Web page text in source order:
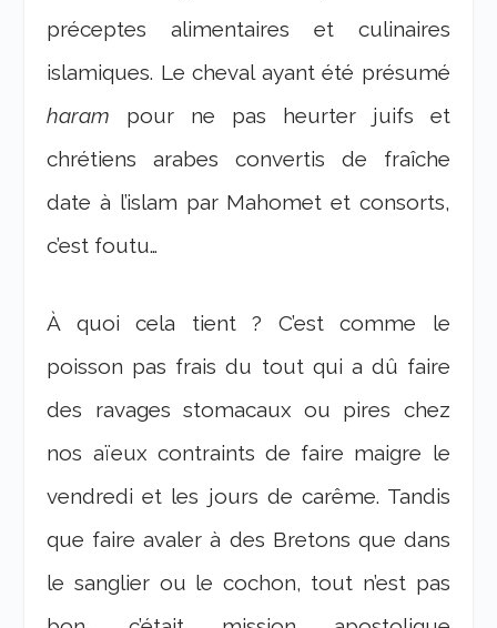
préceptes alimentaires et culinaires
islamiques. Le cheval ayant été présumé
haram pour ne pas heurter juifs et
chrétiens arabes convertis de fraîche
date à l’islam par Mahomet et consorts,
c’est foutu…
À quoi cela tient ? C’est comme le
poisson pas frais du tout qui a dû faire
des ravages stomacaux ou pires chez
nos aïeux contraints de faire maigre le
vendredi et les jours de carême. Tandis
que faire avaler à des Bretons que dans
le sanglier ou le cochon, tout n’est pas